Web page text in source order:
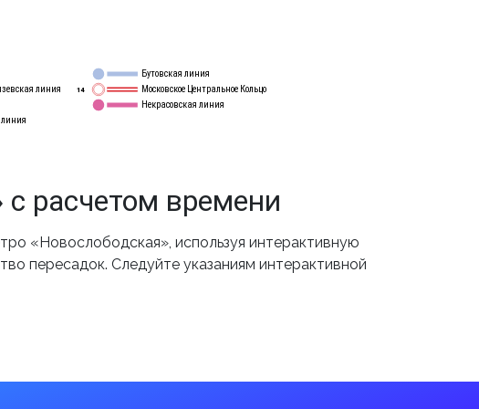
линия
Бутовская линия
Московское Центральное Кольцо
Некрасовская линия
14
расчетом времени
«Новослободская», используя интерактивную
пересадок. Следуйте указаниям интерактивной